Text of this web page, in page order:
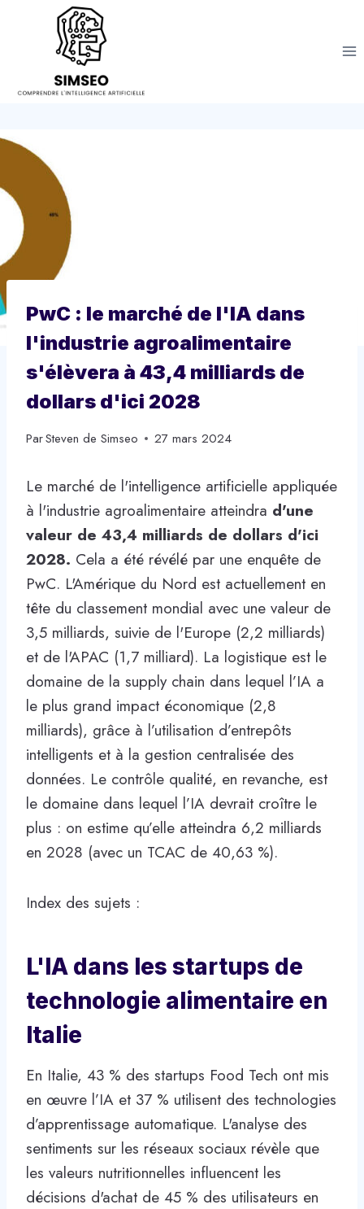
PwC : le marché de l'IA dans
l'industrie agroalimentaire
s'élèvera à 43,4 milliards de
dollars d'ici 2028
ParSteven de Simseo 27 mars 2024
Le marché de l'intelligence artificielle appliquée
à l'industrie agroalimentaire atteindra d'une
valeur de 43,4 milliards de dollars d'ici
2028. Cela a été révélé par une enquête de
PwC. L'Amérique du Nord est actuellement en
tête du classement mondial avec une valeur de
3,5 milliards, suivie de l'Europe (2,2 milliards)
et de l'APAC (1,7 milliard). La logistique est le
domaine de la supply chain dans lequel l’IA a
le plus grand impact économique (2,8
milliards), grâce à l’utilisation d’entrepôts
intelligents et à la gestion centralisée des
données. Le contrôle qualité, en revanche, est
le domaine dans lequel l’IA devrait croître le
plus : on estime qu’elle atteindra 6,2 milliards
en 2028 (avec un TCAC de 40,63 %).
Index des sujets :
L'IA dans les startups de
technologie alimentaire en
Italie
En Italie, 43 % des startups Food Tech ont mis
en œuvre l’IA et 37 % utilisent des technologies
d’apprentissage automatique. L'analyse des
sentiments sur les réseaux sociaux révèle que
les valeurs nutritionnelles influencent les
décisions d'achat de 45 % des utilisateurs en